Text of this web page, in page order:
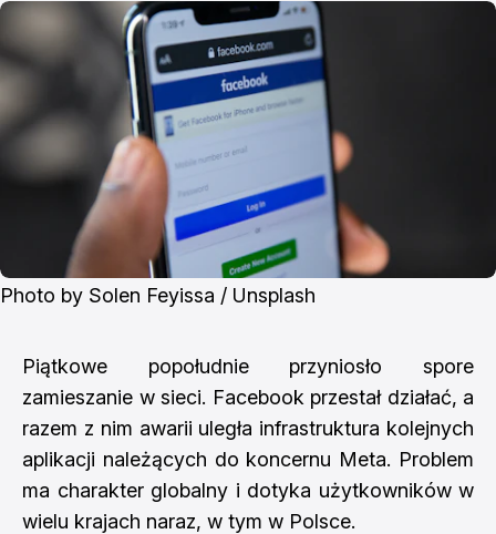
Photo by Solen Feyissa / Unsplash
Piątkowe popołudnie przyniosło spore
zamieszanie w sieci. Facebook przestał działać, a
razem z nim awarii uległa infrastruktura kolejnych
aplikacji należących do koncernu Meta. Problem
ma charakter globalny i dotyka użytkowników w
wielu krajach naraz, w tym w Polsce.